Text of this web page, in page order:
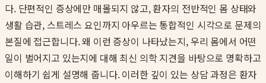
다. 단편적인 증상에만 매몰되지 않고, 환자의 전반적인 몸 상태와
생활 습관, 스트레스 요인까지 아우르는 통합적인 시각으로 문제의
본질에 접근합니다. 왜 이런 증상이 나타났는지, 우리 몸에서 어떤
일이 벌어지고 있는지에 대해 최신 의학 지견을 바탕으로 명확하고
이해하기 쉽게 설명해 줍니다. 이러한 깊이 있는 상담 과정은 환자